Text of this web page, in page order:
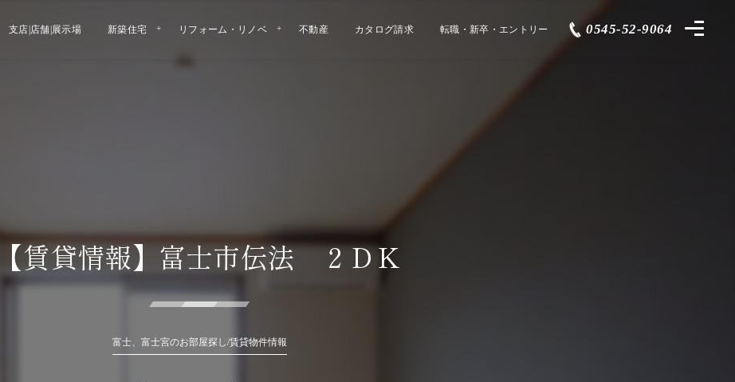
支店|店舗|展示場 新築住宅 リフォーム・リノベ 不動産 カタログ請求 転職・新卒・エントリー 0545-52-9064
【賃貸情報】富士市伝法 ２ＤＫ
富士、富士宮のお部屋探し/賃貸物件情報